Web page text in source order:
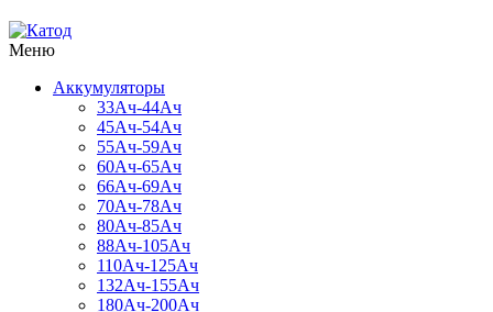
Меню
Аккумуляторы
33Ач-44Ач
45Ач-54Ач
55Ач-59Ач
60Ач-65Ач
66Ач-69Ач
70Ач-78Ач
80Ач-85Ач
88Ач-105Ач
110Ач-125Ач
132Ач-155Ач
180Ач-200Ач